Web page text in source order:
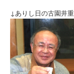
↓ありし日の古園井